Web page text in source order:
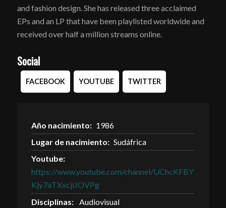
and fashion design. She has released three acclaimed
EPs and an LP that have been playlisted worldwide and
received over half a million streams online.
Social
FACEBOOK YOUTUBE TWITTER
Año nacimiento: 1986
Lugar de nacimiento: Sudáfrica
Youtube:
https://www.youtube.com/channel/UChcKFBY
Kjy7aTXxcjiJOVPg
Disciplinas:
Audiovisual